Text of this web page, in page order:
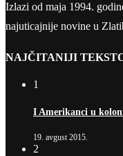
Izlazi od maja 1994.
najuticajnije novine u
NAJČITANIJI
1
I Amerikanci u
19. avgust 2015.
2